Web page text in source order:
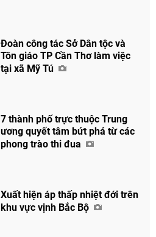
Đoàn công tác Sở Dân tộc và
Tôn giáo TP Cần Thơ làm việc
tại xã Mỹ Tú
7 thành phố trực thuộc Trung
ương quyết tâm bứt phá từ các
phong trào thi đua
Xuất hiện áp thấp nhiệt đới trên
khu vực vịnh Bắc Bộ